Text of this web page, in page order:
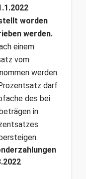
worden
werden.
einem
vom
werden.
darf
des bei
in